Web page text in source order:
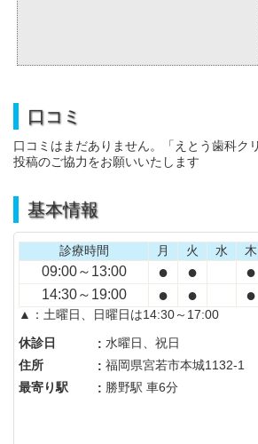
口コミ
口コミはまだありません。「えとう歯科ク
投稿のご協力をお願いいたします
基本情報
診療時間 月 火 水 木
09:00～13:00 ● ● ●
14:30～19:00 ● ● ●
▲：土曜日、日曜日は14:30～17:00
休診日
: 水曜日、祝日
住所
: 福岡県宮若市本城1132-1
最寄り駅
: 勝野駅 車6分